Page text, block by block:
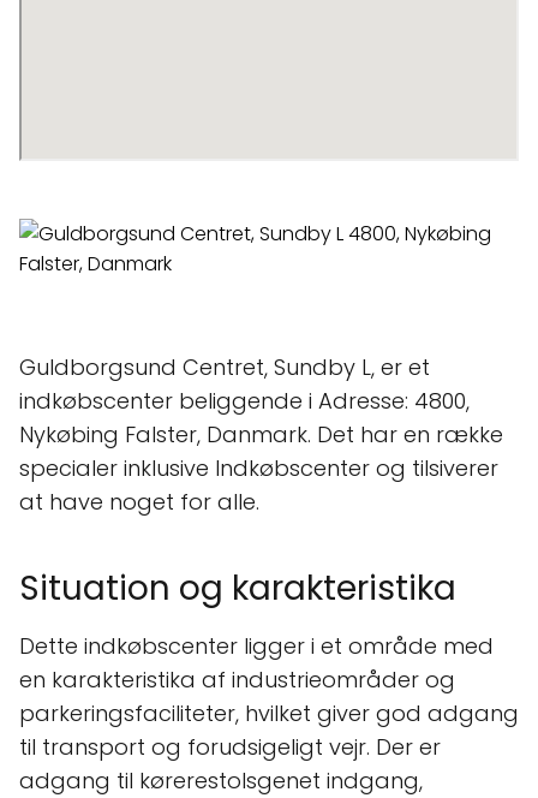
Guldborgsund Centret, Sundby L, er et
indkøbscenter beliggende i Adresse: 4800,
Nykøbing Falster, Danmark. Det har en række
specialer inklusive Indkøbscenter og tilsiverer
at have noget for alle.
Situation og karakteristika
Dette indkøbscenter ligger i et område med
en karakteristika af industrieområder og
parkeringsfaciliteter, hvilket giver god adgang
til transport og forudsigeligt vejr. Der er
adgang til kørerestolsgenet indgang,